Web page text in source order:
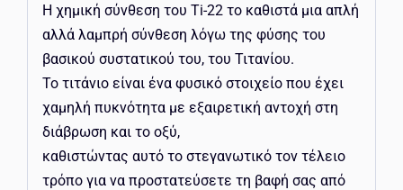
Η χημική σύνθεση του Ti-22 το καθιστά μια απλή
αλλά λαμπρή σύνθεση λόγω της φύσης του
βασικού συστατικού του, του Τιτανίου.
Το τιτάνιο είναι ένα φυσικό στοιχείο που έχει
χαμηλή πυκνότητα με εξαιρετική αντοχή στη
διάβρωση και το οξύ,
καθιστώντας αυτό το στεγανωτικό τον τέλειο
τρόπο για να προστατεύσετε τη βαφή σας από